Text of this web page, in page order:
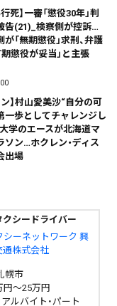
死】一審「懲役30年」判
告(21)_検察側が控訴…
「無期懲役」求刑、弁護
懲役が妥当」と主張
ン】村山愛美沙“自分の可
一歩としてチャレンジし
学のエースが北海道マ
ソン…ホクレン・ディス
出場
クシードライバー
シーネットワーク 興
通株式会社
幌市
円～25万円
ルバイト・パート